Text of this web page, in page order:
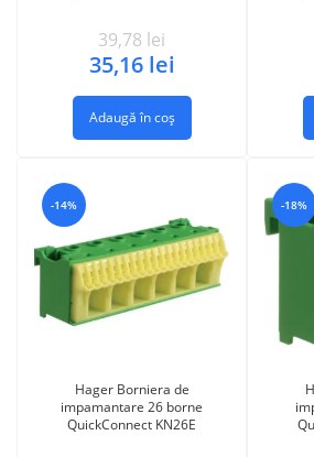
39,78 lei
35,16 lei
Adaugă în coș
-14%
Hager Borniera de
impamantare 26 borne
QuickConnect KN26E
-18%